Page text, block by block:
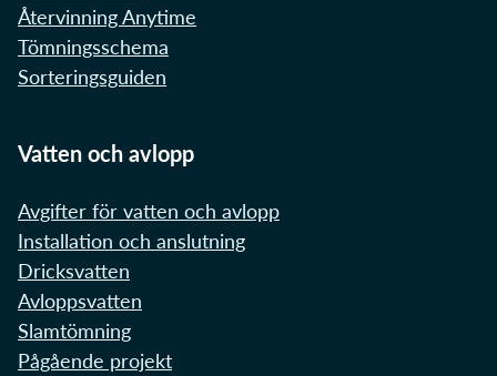
Återvinning Anytime
Tömningsschema
Sorteringsguiden
Vatten och avlopp
Avgifter för vatten och avlopp
Installation och anslutning
Dricksvatten
Avloppsvatten
Slamtömning
Pågående projekt